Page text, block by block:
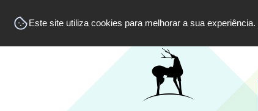
Este site utiliza cookies para melhorar a sua experiência.